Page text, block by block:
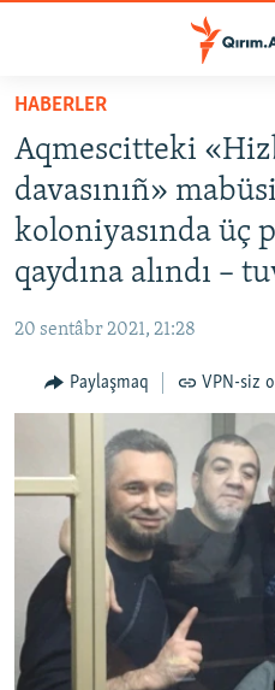
Esas
qaytmaq
Baş
navigatsiyağa
qaytmaq
Qıdıruvğa
SİYASET
İQTİSADİYAT
CEMİYET
İNSAN AQLARI
VİDEO
BLOGLAR
FİKİR
Русский
Українською
HABERLER
Aqmescitteki
davasınıñ»
koloniyasında üç
qaydına alındı –
20 sentâbr 2021, 21:28
Paylaşmaq VPN-siz